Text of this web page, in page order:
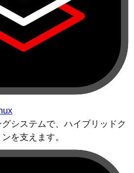
システムで、ハイブリッドク
を支えます。